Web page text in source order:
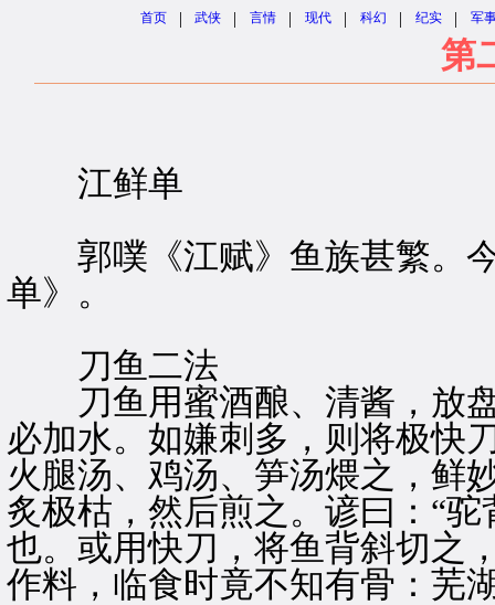
首页 | 武侠 | 言情 | 现代 | 科幻 | 纪实 | 军
第
江鲜单
郭噗《江赋》鱼族甚繁。今
单》。
刀鱼二法
刀鱼用蜜酒酿、清酱，放盘
必加水。如嫌刺多，则将极快
火腿汤、鸡汤、笋汤煨之，鲜
炙极枯，然后煎之。谚曰：“
也。或用快刀，将鱼背斜切之
作料，临食时竟不知有骨：芜